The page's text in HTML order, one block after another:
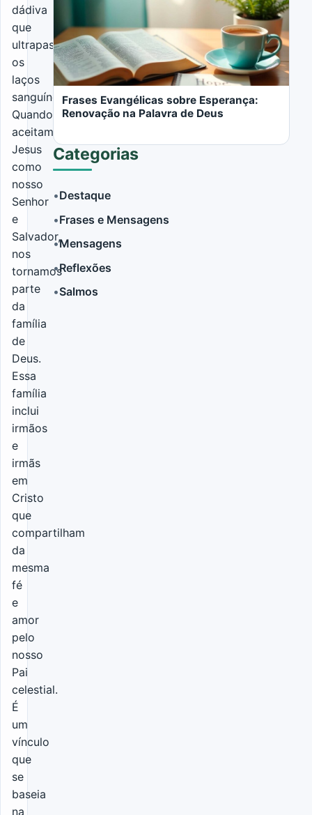
dádiva
que
ultrapassa
os
laços
sanguíneos.
Quando
aceitamos
Jesus
como
nosso
Senhor
e
Salvador,
nos
tornamos
parte
da
família
de
Deus.
Essa
família
inclui
irmãos
e
irmãs
em
Cristo
que
compartilham
da
mesma
fé
e
amor
pelo
nosso
Pai
celestial.
É
um
vínculo
que
se
baseia
na
LER MAIS
Frases Evangélicas sobre Esperança:
Renovação na Palavra de Deus
LER MAIS
Categorias
•Destaque
•Frases e Mensagens
•Mensagens
•Reflexões
•Salmos